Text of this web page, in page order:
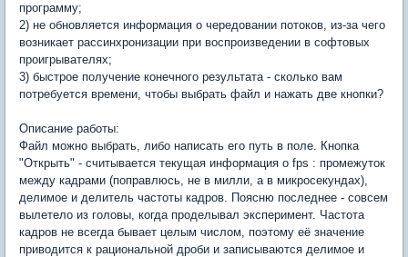
программу;
2) не обновляется информация о чередовании потоков, из-за чего
возникает рассинхронизации при воспроизведении в софтовых
проигрывателях;
3) быстрое получение конечного результата - сколько вам
потребуется времени, чтобы выбрать файл и нажать две кнопки?
Описание работы:
Файл можно выбрать, либо написать его путь в поле. Кнопка
"Открыть" - считывается текущая информация о fps : промежуток
между кадрами (поправлюсь, не в милли, а в микросекундах),
делимое и делитель частоты кадров. Поясню последнее - совсем
вылетело из головы, когда проделывал эксперимент. Частота
кадров не всегда бывает целым числом, поэтому её значение
приводится к рациональной дроби и записываются делимое и